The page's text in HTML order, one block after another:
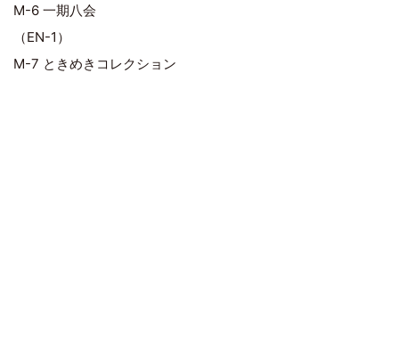
M-6 一期八会
（EN-1）
M-7 ときめきコレクション